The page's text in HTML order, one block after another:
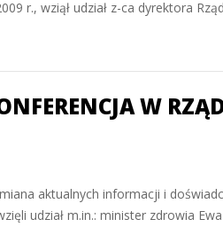
r., wziął udział z-ca dyrektora
W
aktualnych informacji i
udział m.in.: minister zdrowia